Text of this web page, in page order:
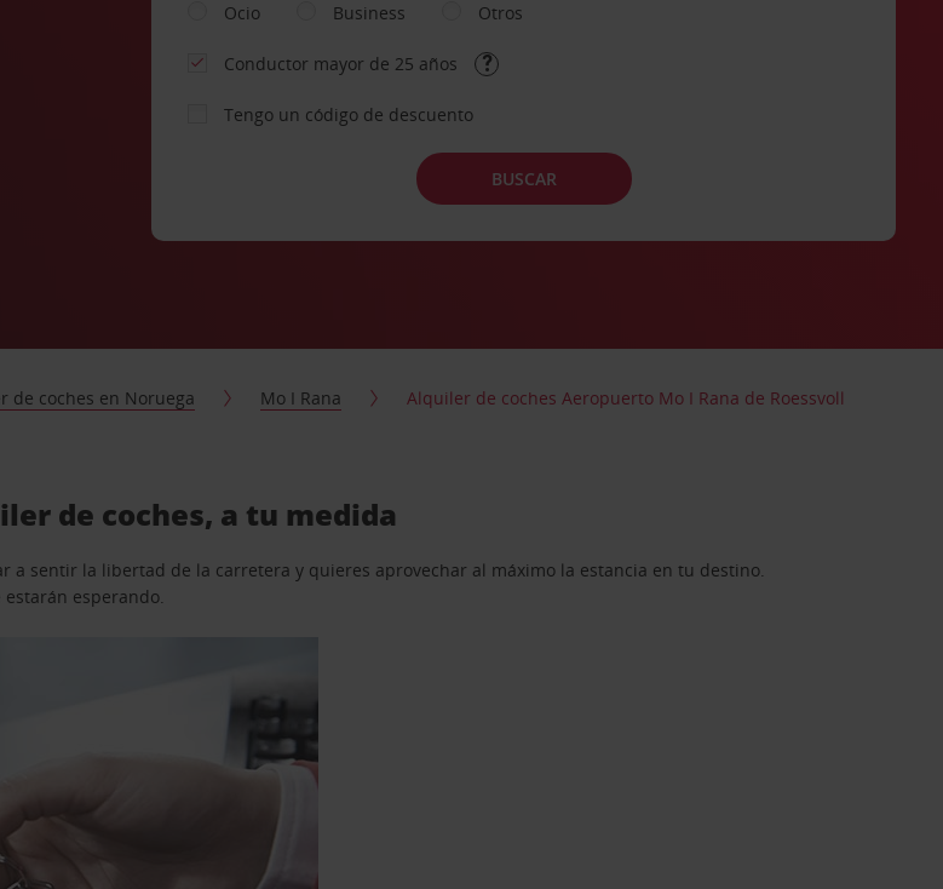
Ocio
Business Otros
Conductor mayor de 25 años
Tengo un código de descuento
BUSCAR
de coches en Noruega Mo I Rana Alquiler de coches Aeropuerto Mo I Rana de Roessvoll
de coches, a tu medida
a sentir la libertad de la carretera y quieres aprovechar al máximo la estancia en tu destino.
esperando.